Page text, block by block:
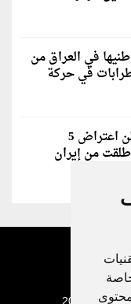
في العراق من
في حركة
الجيش الأردني يعلن اعتراض 5
من إيران